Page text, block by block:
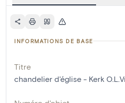
INFORMATIONS DE BASE
Titre
chandelier d'église - Kerk